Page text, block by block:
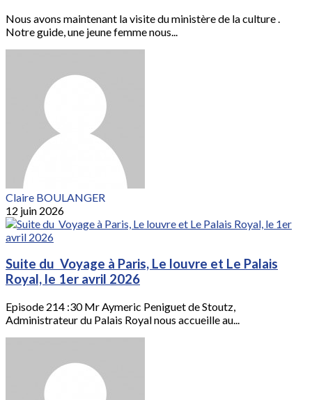
Nous avons maintenant la visite du ministère de la culture .
Notre guide, une jeune femme nous...
Claire BOULANGER
12 juin 2026
Suite du Voyage à Paris, Le louvre et Le Palais
Royal, le 1er avril 2026
Episode 214 :30 Mr Aymeric Peniguet de Stoutz,
Administrateur du Palais Royal nous accueille au...